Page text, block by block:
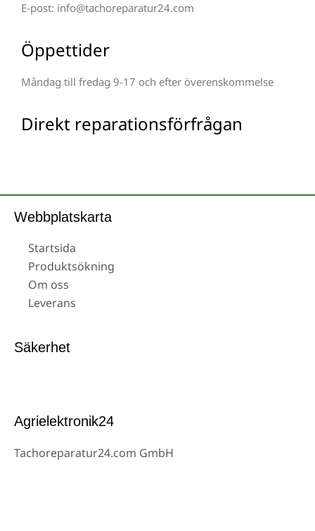
E-post: info@tachoreparatur24.com
Öppettider
Måndag till fredag 9-17 och efter överenskommelse
Direkt reparationsförfrågan
Webbplatskarta
Startsida
Produktsökning
Om oss
Leverans
Säkerhet
Agrielektronik24
Tachoreparatur24.com GmbH